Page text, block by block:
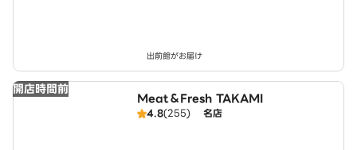
出前館がお届け
開店時間前
Meat＆Fresh TAKAMI
4.8(255) 名店